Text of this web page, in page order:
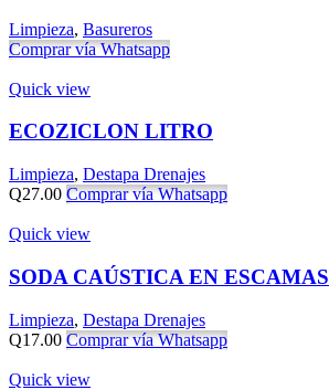
Limpieza, Basureros
Comprar vía Whatsapp
Quick view
ECOZICLON LITRO
Limpieza, Destapa Drenajes
Q27.00 Comprar vía Whatsapp
Quick view
SODA CAÚSTICA EN ESCAMAS
Limpieza, Destapa Drenajes
Q17.00 Comprar vía Whatsapp
Quick view